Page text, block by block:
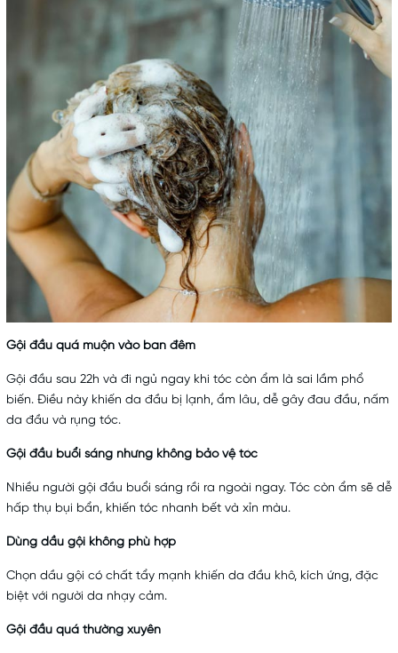
Gội đầu quá muộn vào ban đêm
Gội đầu sau 22h và đi ngủ ngay khi tóc còn ẩm là sai lầm phổ
biến. Điều này khiến da đầu bị lạnh, ẩm lâu, dễ gây đau đầu, nấm
da đầu và rụng tóc.
Gội đầu buổi sáng nhưng không bảo vệ tóc
Nhiều người gội đầu buổi sáng rồi ra ngoài ngay. Tóc còn ẩm sẽ dễ
hấp thụ bụi bẩn, khiến tóc nhanh bết và xỉn màu.
Dùng dầu gội không phù hợp
Chọn dầu gội có chất tẩy mạnh khiến da đầu khô, kích ứng, đặc
biệt với người da nhạy cảm.
Gội đầu quá thường xuyên